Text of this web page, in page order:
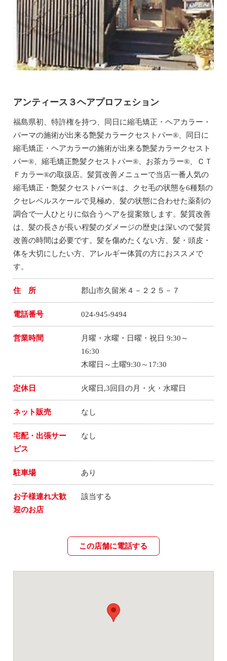
アンティース３ヘアプロフェション
福島県初、特許権を持つ、同日に縮毛矯正・ヘアカラー・
パーマの施術が出来る艶髪カラークセストパー®、同日に
縮毛矯正・ヘアカラーの施術が出来る艶髪カラークセスト
パー®、縮毛矯正艶髪クセストパー®、お茶カラー®、ＣＴ
Ｆカラー®の取扱店。髪質改善メニューで当店一番人気の
縮毛矯正・艶髪クセストパー®は、クセ毛の状態を6種類の
クセレベルスケールで見極め、髪の状態に合わせた薬剤の
調合で一人ひとりに似合うヘアを提案致します。髪質改善
は、髪の長さが長い程髪のダメージの歴史は深いので髪質
改善の時間は必要です。髪を傷めたくない方、髪・頭皮・
体を大切にしたい方、アレルギー体質の方におススメで
す。
住 所 郡山市久留米４－２２５－７
電話番号 024-945-9494
営業時間
月曜・水曜・日曜・祝日 9:30～
16:30
木曜日～土曜9:30～17:30
定休日 火曜日,3回目の月・火・水曜日
ネット販売 なし
宅配・出張サー
ビス
なし
駐車場 あり
お子様連れ大歓
迎のお店
該当する
この店舗に電話する